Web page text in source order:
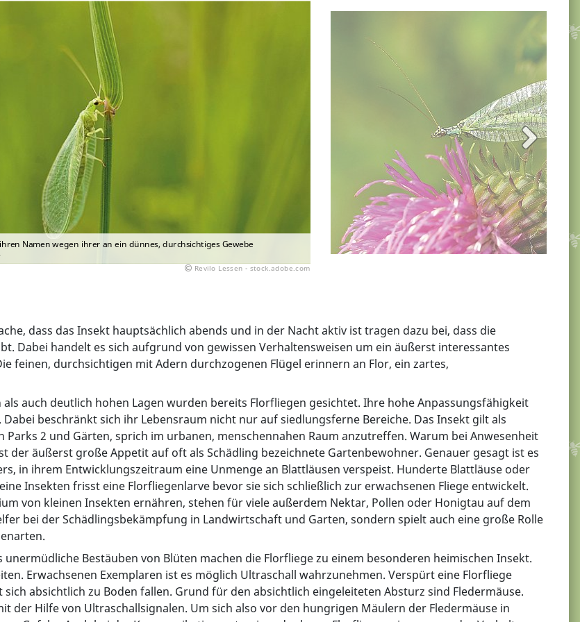
Namen wegen ihrer an ein dünnes, durchsichtiges Gewebe
Revilo Lessen - stock.adobe.com
dass das Insekt hauptsächlich abends und in der Nacht aktiv ist tragen dazu bei, dass die
Dabei handelt es sich aufgrund von gewissen Verhaltensweisen um ein äußerst interessantes
feinen, durchsichtigen mit Adern durchzogenen Flügel erinnern an Flor, ein zartes,
auch deutlich hohen Lagen wurden bereits Florfliegen gesichtet. Ihre hohe Anpassungsfähigkeit
beschränkt sich ihr Lebensraum nicht nur auf siedlungsferne Bereiche. Das Insekt gilt als
2 und Gärten, sprich im urbanen, menschennahen Raum anzutreffen. Warum bei Anwesenheit
der äußerst große Appetit auf oft als Schädling bezeichnete Gartenbewohner. Genauer gesagt ist es
in ihrem Entwicklungszeitraum eine Unmenge an Blattläusen verspeist. Hunderte Blattläuse oder
Insekten frisst eine Florfliegenlarve bevor sie sich schließlich zur erwachsenen Fliege entwickelt.
von kleinen Insekten ernähren, stehen für viele außerdem Nektar, Pollen oder Honigtau auf dem
bei der Schädlingsbekämpfung in Landwirtschaft und Garten, sondern spielt auch eine große Rolle
Bestäuben von Blüten machen die Florfliege zu einem besonderen heimischen Insekt.
Erwachsenen Exemplaren ist es möglich Ultraschall wahrzunehmen. Verspürt eine Florfliege
absichtlich zu Boden fallen. Grund für den absichtlich eingeleiteten Absturz sind Fledermäuse.
der Hilfe von Ultraschallsignalen. Um sich also vor den hungrigen Mäulern der Fledermäuse in